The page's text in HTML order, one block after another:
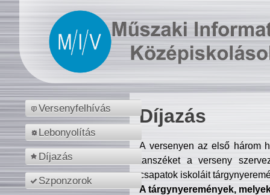
Versenyfelhívás
Lebonyolítás
Díjazás
Szponzorok
Díjazás
A versenyen az első három
tanszéket a verseny
csapatok iskoláit
A tárgynyeremények,